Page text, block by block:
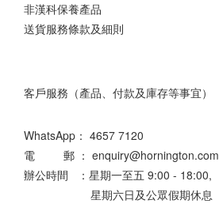
非漢科保養產品
送貨服務條款及細則
客戶服務（產品、付款及庫存等事宜）
WhatsApp： 4657 7120
電 郵 ： enquiry@hornington.com
辦公時間 ：星期一至五 9:00 - 18:00,
星期六日及公眾假期休息